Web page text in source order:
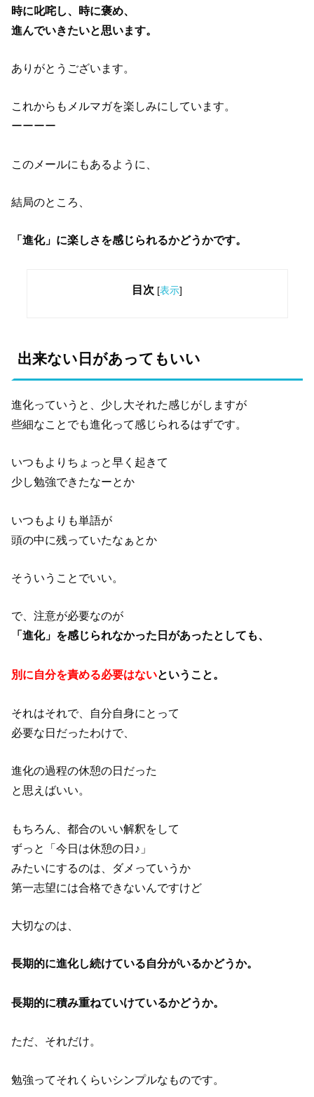
時に叱咤し、時に褒め、
進んでいきたいと思います。
ありがとうございます。
これからもメルマガを楽しみにしています。
ーーーー
このメールにもあるように、
結局のところ、
「進化」に楽しさを感じられるかどうかです。
目次 [表示]
出来ない日があってもいい
進化っていうと、少し大それた感じがしますが
些細なことでも進化って感じられるはずです。
いつもよりちょっと早く起きて
少し勉強できたなーとか
いつもよりも単語が
頭の中に残っていたなぁとか
そういうことでいい。
で、注意が必要なのが
「進化」を感じられなかった日があったとしても、
別に自分を責める必要はないということ。
それはそれで、自分自身にとって
必要な日だったわけで、
進化の過程の休憩の日だった
と思えばいい。
もちろん、都合のいい解釈をして
ずっと「今日は休憩の日♪」
みたいにするのは、ダメっていうか
第一志望には合格できないんですけど
大切なのは、
長期的に進化し続けている自分がいるかどうか。
長期的に積み重ねていけているかどうか。
ただ、それだけ。
勉強ってそれくらいシンプルなものです。